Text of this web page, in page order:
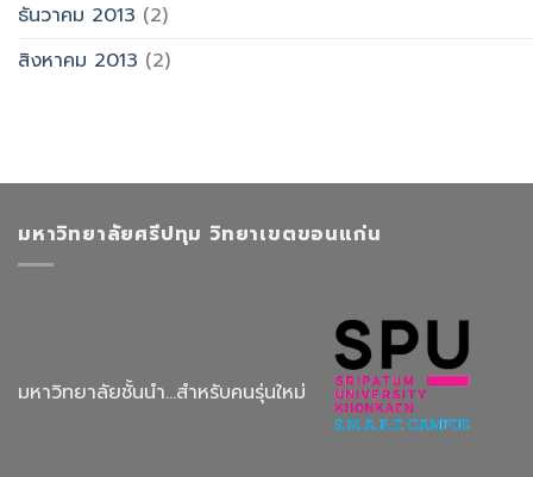
ธันวาคม 2013 (2)
สิงหาคม 2013 (2)
มหาวิทยาลัยศรีปทุม วิทยาเขตขอนแก่น
มหาวิทยาลัยชั้นนำ...สำหรับคนรุ่นใหม่